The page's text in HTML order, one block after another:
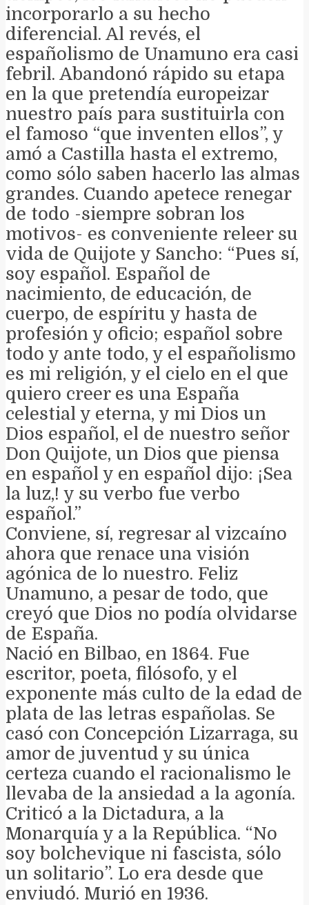
incorporarlo a su hecho
diferencial. Al revés, el
españolismo de Unamuno era casi
febril. Abandonó rápido su etapa
en la que pretendía europeizar
nuestro país para sustituirla con
el famoso “que inventen ellos”, y
amó a Castilla hasta el extremo,
como sólo saben hacerlo las almas
grandes. Cuando apetece renegar
de todo -siempre sobran los
motivos- es conveniente releer su
vida de Quijote y Sancho: “Pues sí,
soy español. Español de
nacimiento, de educación, de
cuerpo, de espíritu y hasta de
profesión y oficio; español sobre
todo y ante todo, y el españolismo
es mi religión, y el cielo en el que
quiero creer es una España
celestial y eterna, y mi Dios un
Dios español, el de nuestro señor
Don Quijote, un Dios que piensa
en español y en español dijo: ¡Sea
la luz,! y su verbo fue verbo
español.”
Conviene, sí, regresar al vizcaíno
ahora que renace una visión
agónica de lo nuestro. Feliz
Unamuno, a pesar de todo, que
creyó que Dios no podía olvidarse
de España.
Nació en Bilbao, en 1864. Fue
escritor, poeta, filósofo, y el
exponente más culto de la edad de
plata de las letras españolas. Se
casó con Concepción Lizarraga, su
amor de juventud y su única
certeza cuando el racionalismo le
llevaba de la ansiedad a la agonía.
Criticó a la Dictadura, a la
Monarquía y a la República. “No
soy bolchevique ni fascista, sólo
un solitario”. Lo era desde que
enviudó. Murió en 1936.